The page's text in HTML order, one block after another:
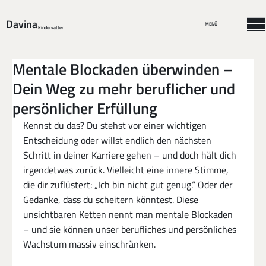
DavinaKindervatter MENÜ
Mentale Blockaden überwinden –
Dein Weg zu mehr beruflicher und
persönlicher Erfüllung
Kennst du das? Du stehst vor einer wichtigen
Entscheidung oder willst endlich den nächsten
Schritt in deiner Karriere gehen – und doch hält dich
irgendetwas zurück. Vielleicht eine innere Stimme,
die dir zuflüstert: „Ich bin nicht gut genug.“ Oder der
Gedanke, dass du scheitern könntest. Diese
unsichtbaren Ketten nennt man mentale Blockaden
– und sie können unser berufliches und persönliches
Wachstum massiv einschränken.